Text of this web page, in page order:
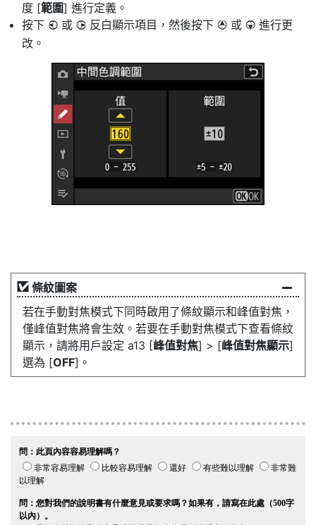
度 [範圍] 進行定義。
按下 4 或 2 反白顯示項目，然後按下 1 或 3 進行更
改。
條紋圖案
若在手動對焦模式下同時啟用了條紋顯示和峰值對焦，
僅峰值對焦將會生效。若要在手動對焦模式下查看條紋
顯示，請將用戶設定 a13 [峰值對焦] > [峰值對焦顯示]
選為 [OFF]。